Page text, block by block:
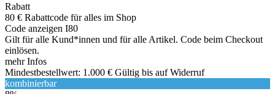
Rabatt
80 € Rabattcode für alles im Shop
Code anzeigen I80
Gilt für alle Kund*innen und für alle Artikel. Code beim Checkout
einlösen.
mehr Infos
Mindestbestellwert: 1.000 € Gültig bis auf Widerruf
kombinierbar